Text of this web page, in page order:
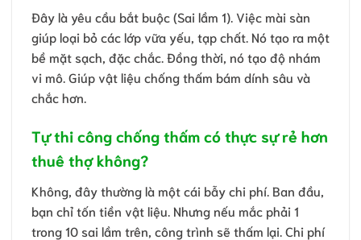
Đây là yêu cầu bắt buộc (Sai lầm 1). Việc mài sàn
giúp loại bỏ các lớp vữa yếu, tạp chất. Nó tạo ra một
bề mặt sạch, đặc chắc. Đồng thời, nó tạo độ nhám
vi mô. Giúp vật liệu chống thấm bám dính sâu và
chắc hơn.
Tự thi công chống thấm có thực sự rẻ hơn
thuê thợ không?
Không, đây thường là một cái bẫy chi phí. Ban đầu,
bạn chỉ tốn tiền vật liệu. Nhưng nếu mắc phải 1
trong 10 sai lầm trên, công trình sẽ thấm lại. Chi phí